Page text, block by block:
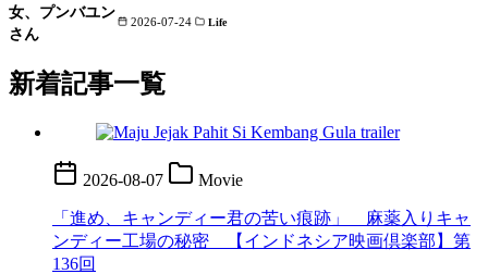
2026-07-24 Life
新着記事一覧
2026-08-07 Movie
「進め、キャンディー君の苦い痕跡」 麻薬入りキャ
ンディー工場の秘密 【インドネシア映画倶楽部】第
136回